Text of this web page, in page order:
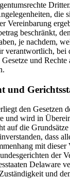
die
Vereinbarung
beschränkt,
je nachdem,
verantwortlich, bei
und Rechte
und
den Gesetzen
und wird in
auf die
dass
mit dieser
der
Delaware
und